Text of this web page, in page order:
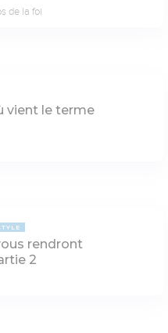
de la foi
vient le terme
rendront
2